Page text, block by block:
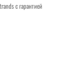
с гарантией